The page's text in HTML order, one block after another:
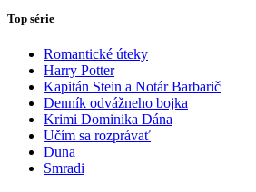
Top série
Romantické úteky
Harry Potter
Kapitán Stein a Notár Barbarič
Denník odvážneho bojka
Krimi Dominika Dána
Učím sa rozprávať
Duna
Smradi